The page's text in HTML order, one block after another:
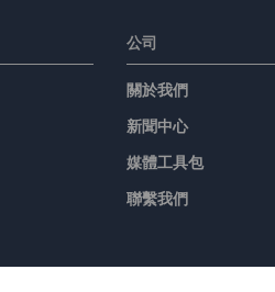
公司
關於我們
新聞中心
媒體工具包
聯繫我們